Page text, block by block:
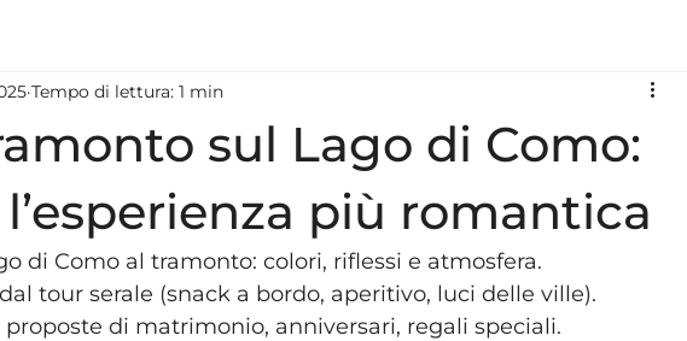
sul Lago di Como:
più romantica
Tempo di lettura: 1 min
di Como al tramonto: colori, riflessi e atmosfera.
tour serale (snack a bordo, aperitivo, luci delle ville).
proposte di matrimonio, anniversari, regali speciali.